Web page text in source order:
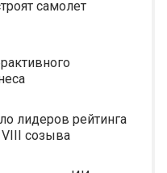
самолет
лидеров рейтинга
созыва